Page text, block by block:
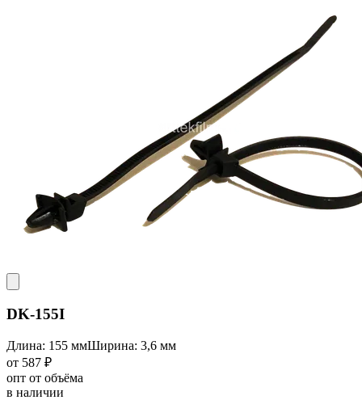
DK-155I
Длина: 155 ммШирина: 3,6 мм
от 587 ₽
опт от объёма
в наличии